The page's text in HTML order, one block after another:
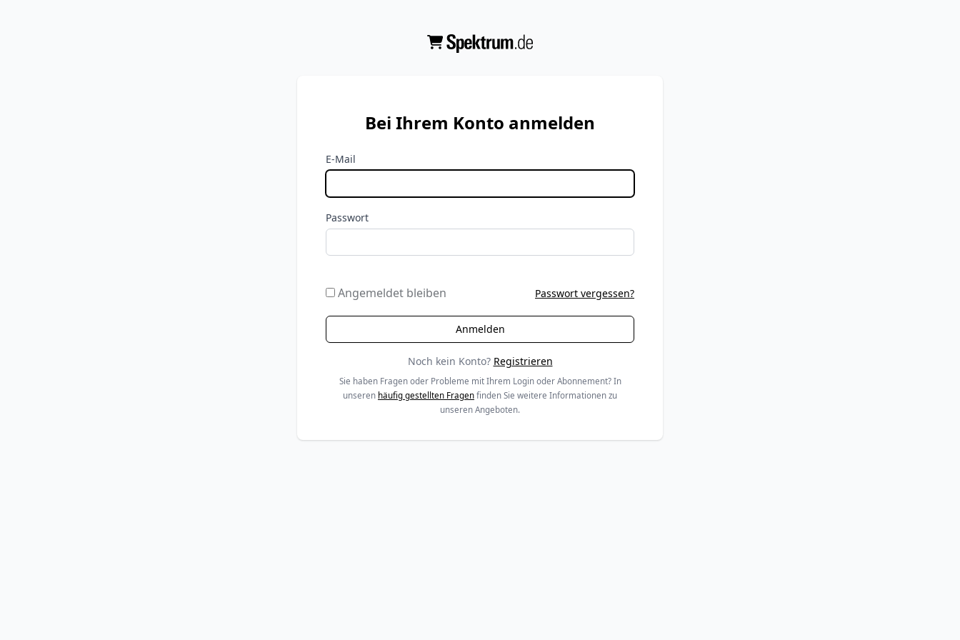
Bei Ihrem Konto anmelden
E-Mail
Passwort
Angemeldet bleiben Passwort vergessen?
Noch kein Konto? Registrieren
Sie haben Fragen oder Probleme mit Ihrem Login oder Abonnement? In
unseren häufig gestellten Fragen finden Sie weitere Informationen zu
unseren Angeboten.